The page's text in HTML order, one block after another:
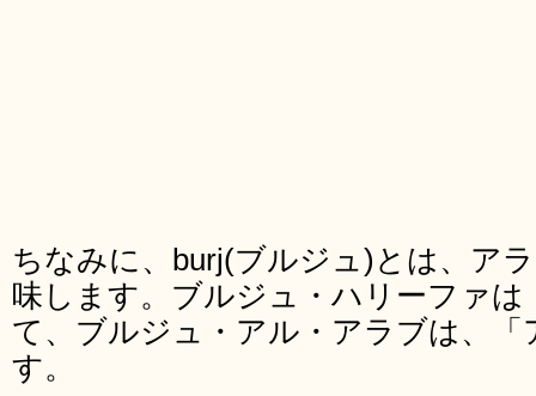
ちなみに、burj(ブルジュ)とは、ア
味します。ブルジュ・ハリーファは
て、ブルジュ・アル・アラブは、
す。